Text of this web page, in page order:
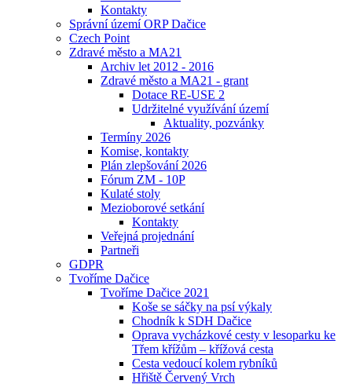
Kontakty
Správní území ORP Dačice
Czech Point
Zdravé město a MA21
Archiv let 2012 - 2016
Zdravé město a MA21 - grant
Dotace RE-USE 2
Udržitelné využívání území
Aktuality, pozvánky
Termíny 2026
Komise, kontakty
Plán zlepšování 2026
Fórum ZM - 10P
Kulaté stoly
Mezioborové setkání
Kontakty
Veřejná projednání
Partneři
GDPR
Tvoříme Dačice
Tvoříme Dačice 2021
Koše se sáčky na psí výkaly
Chodník k SDH Dačice
Oprava vycházkové cesty v lesoparku ke
Třem křížům – křížová cesta
Cesta vedoucí kolem rybníků
Hřiště Červený Vrch